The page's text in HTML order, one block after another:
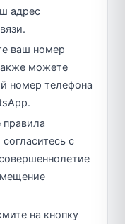
адрес
ваш номер
можете
номер телефона
правила
с
на кнопку